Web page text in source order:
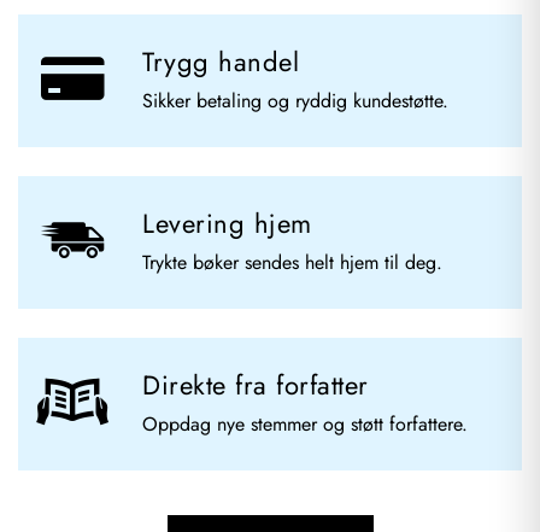
Trygg handel
Sikker betaling og ryddig kundestøtte.
Levering hjem
Trykte bøker sendes helt hjem til deg.
Direkte fra forfatter
Oppdag nye stemmer og støtt forfattere.